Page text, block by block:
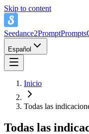
Skip to content
Seedance2PromptPrompts
Español
Inicio
Todas las
Todas las